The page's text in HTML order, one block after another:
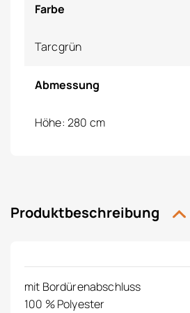
Farbe
Tarcgrün
Abmessung
Höhe: 280 cm
Produktbeschreibung
mit Bordürenabschluss
100 % Polyester